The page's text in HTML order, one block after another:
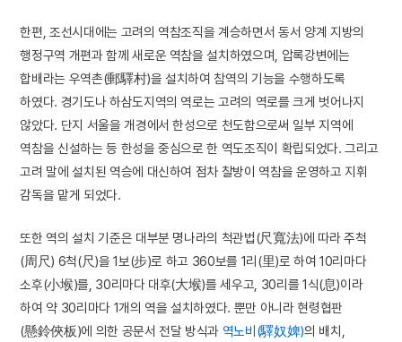
한편, 조선시대에는 고려의 역참조직을 계승하면서 동서 양계 지방의
행정구역 개편과 함께 새로운 역참을 설치하였으며, 압록강변에는
합배라는 우역촌(郵驛村)을 설치하여 참역의 기능을 수행하도록
하였다. 경기도나 하삼도지역의 역로는 고려의 역로를 크게 벗어나지
않았다. 단지 서울을 개경에서 한성으로 천도함으로써 일부 지역에
역참을 신설하는 등 한성을 중심으로 한 역도조직이 확립되었다. 그리고
고려 말에 설치된 역승에 대신하여 점차 찰방이 역참을 운영하고 지휘
감독을 맡게 되었다.
또한 역의 설치 기준은 대부분 명나라의 척관법(尺寬法)에 따라 주척
(周尺) 6척(尺)을 1보(步)로 하고 360보를 1리(里)로 하여 10리마다
소후(小堠)를, 30리마다 대후(大堠)를 세우고, 30리를 1식(息)이라
하여 약 30리마다 1개의 역을 설치하였다. 뿐만 아니라 현령협판
(懸鈴俠板)에 의한 공문서 전달 방식과 역노비(驛奴婢)의 배치,